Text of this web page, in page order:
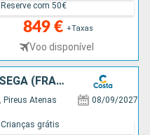
849 € +Taxas
Voo disponível
Reserve com 50€
GRÉCIA, MALTA, ITÁLIA, CÓRSEGA (FRANÇA)
Pireus Atenas 08/09/2027
Crianças grátis